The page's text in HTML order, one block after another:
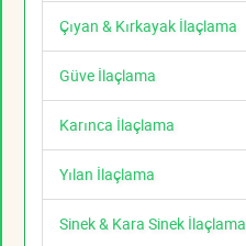
Çıyan & Kırkayak İlaçlama
Güve İlaçlama
Karınca İlaçlama
Yılan İlaçlama
Sinek & Kara Sinek İlaçlama